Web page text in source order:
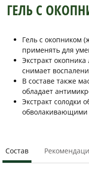
ГЕЛЬ С
Гель с окопником
применять для
Экстракт окопника
снимает
В составе также
обладает
Экстракт солодки
обволакивающими
Состав